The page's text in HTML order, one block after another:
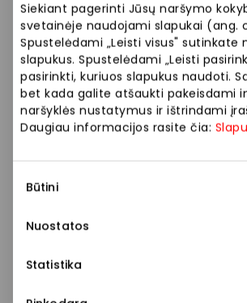
Siekiant pagerinti Jūsų naršymo
svetainėje naudojami slapukai (ang.
Spustelėdami „Leisti visus" sutinkate
slapukus. Spustelėdami „Leisti
pasirinkti, kuriuos slapukus naudoti.
bet kada galite atšaukti pakeisdami
naršyklės nustatymus ir ištrindami
Daugiau informacijos rasite čia:
pasirinkimas
Būtini
Nuostatos
Statistika